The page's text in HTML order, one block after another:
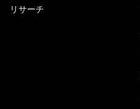
リサーチ